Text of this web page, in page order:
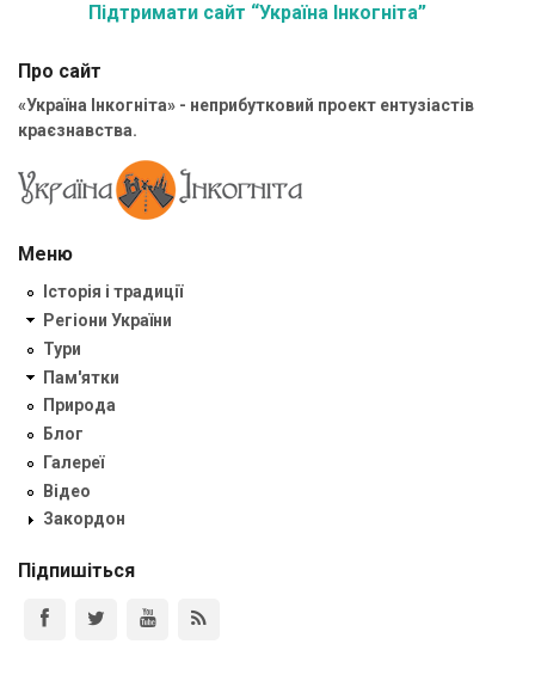
Підтримати сайт “Україна Інкогніта”
Про сайт
«Україна Інкогніта» - неприбутковий проект ентузіастів
краєзнавства.
Меню
Історія і традиції
Регіони України
Тури
Пам'ятки
Природа
Блог
Галереї
Відео
Закордон
Підпишіться